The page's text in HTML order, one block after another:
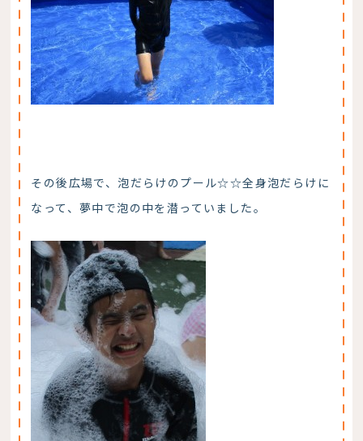
その後広場で、泡だらけのプール☆☆全身泡だらけに
なって、夢中で泡の中を潜っていました。